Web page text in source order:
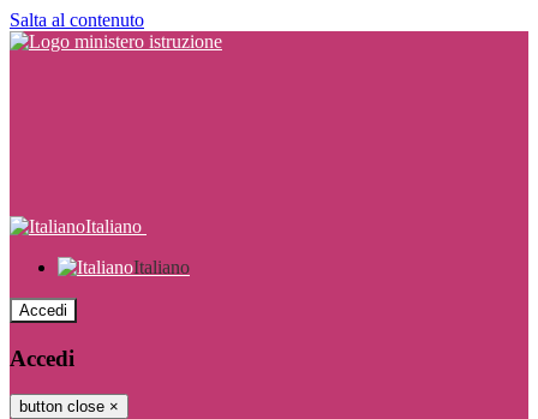
Salta al contenuto
Italiano
Italiano
Accedi
Accedi
button close ×